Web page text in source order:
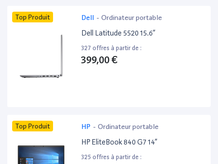
Top Produit Dell - Ordinateur portable
Dell Latitude 5520 15.6”
327 offres à partir de :
399,00 €
Top Produit HP - Ordinateur portable
HP EliteBook 840 G7 14”
325 offres à partir de :